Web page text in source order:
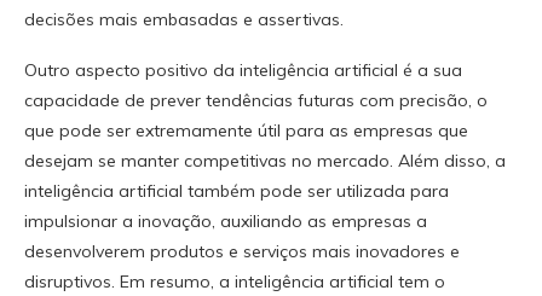
decisões mais embasadas e assertivas.
Outro aspecto positivo da inteligência artificial é a sua
capacidade de prever tendências futuras com precisão, o
que pode ser extremamente útil para as empresas que
desejam se manter competitivas no mercado. Além disso, a
inteligência artificial também pode ser utilizada para
impulsionar a inovação, auxiliando as empresas a
desenvolverem produtos e serviços mais inovadores e
disruptivos. Em resumo, a inteligência artificial tem o